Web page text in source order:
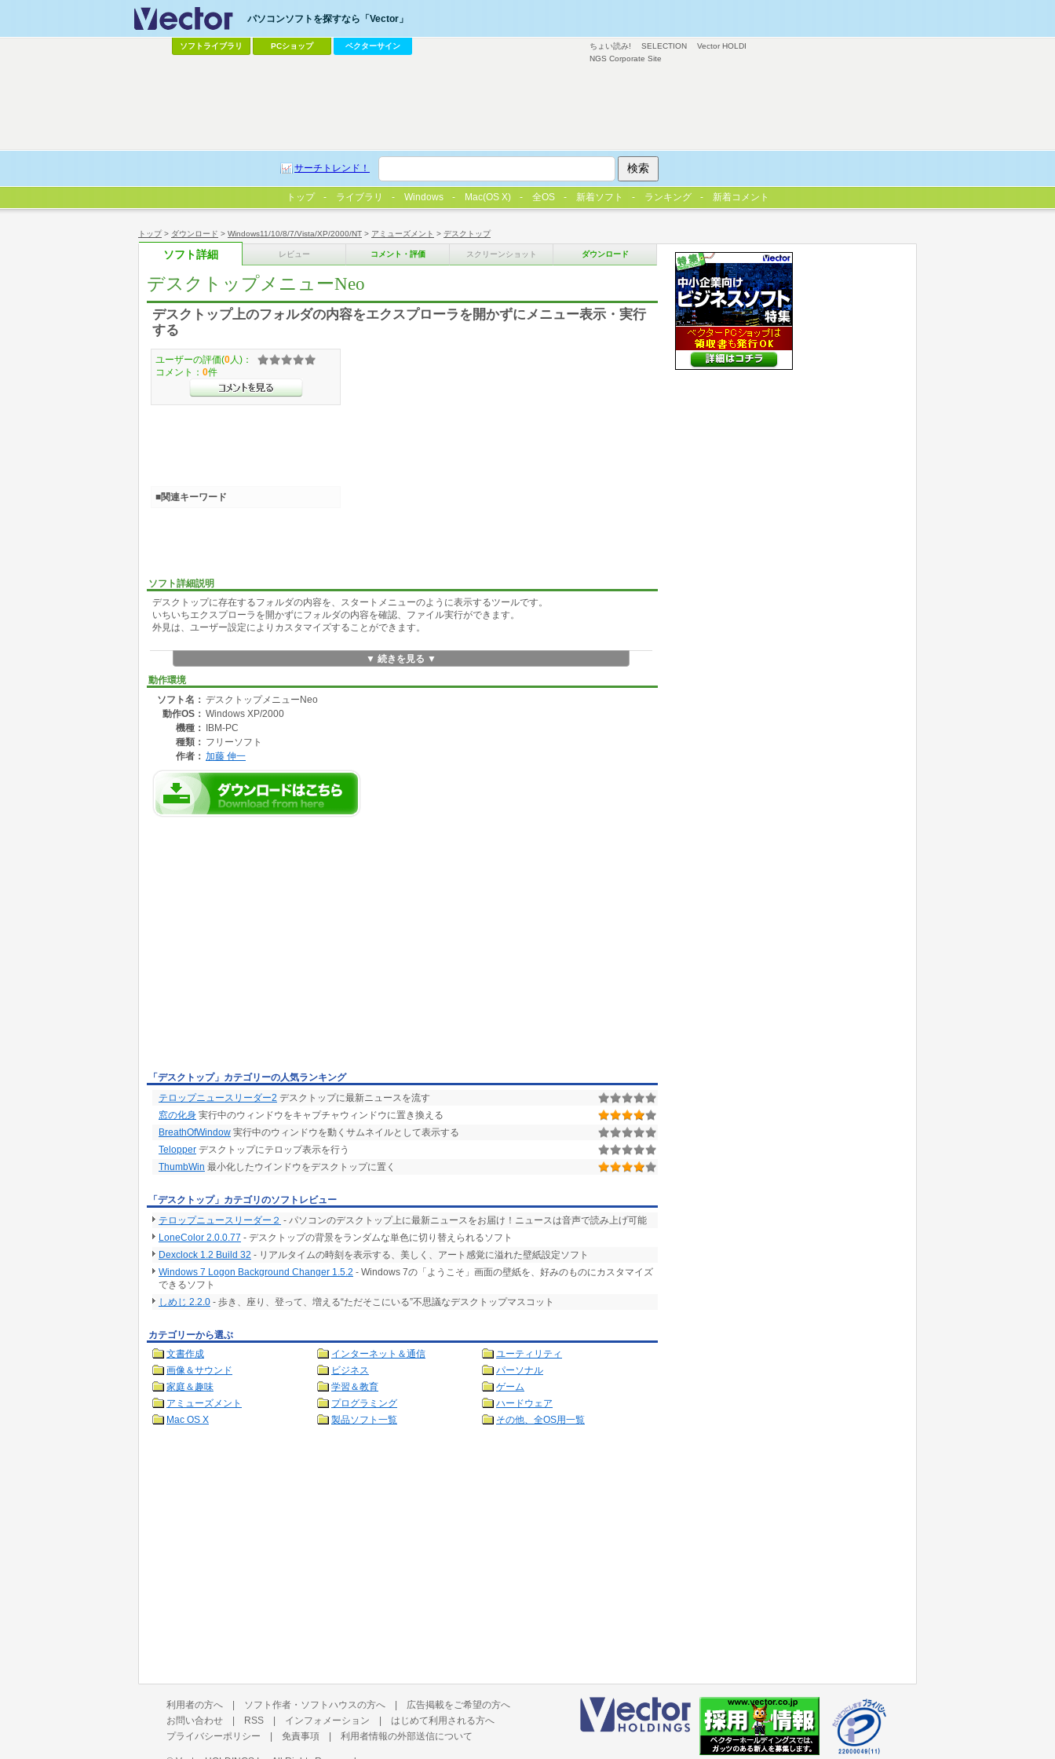
トップ> ダウンロード > Windows11/10/8/7/Vista/XP/2000/NT > アミューズメント > デスクトップ
ソフト詳細 レビュー コメント・評価 スクリーンショット ダウンロード
デスクトップメニューNeo
デスクトップ上のフォルダの内容をエクスプローラを開かずにメニュー表示・実行
する
ソフト詳細説明
デスクトップに存在するフォルダの内容を、スタートメニューのように表示するツールです。
いちいちエクスプローラを開かずにフォルダの内容を確認、ファイル実行ができます。
外見は、ユーザー設定によりカスタマイズすることができます。
▼ 続きを見る ▼
動作環境
ソフト名： デスクトップメニューNeo
動作OS： Windows XP/2000
機種：
IBM-PC
種類： フリーソフト
作者： 加藤 伸一
ユーザーの評価(0 人)：
コメント： 0件
■関連キーワード
「デスクトップ」カテゴリーの人気ランキング
テロップニュースリーダー2 デスクトップに最新ニュースを流す
窓の化身 実行中のウィンドウをキャプチャウィンドウに置き換える
BreathOfWindow 実行中のウィンドウを動くサムネイルとして表示する
Telopper デスクトップにテロップ表示を行う
ThumbWin 最小化したウインドウをデスクトップに置く
「デスクトップ」カテゴリのソフトレビュー
テロップニュースリーダー２ - パソコンのデスクトップ上に最新ニュースをお届け！ニュースは音声で読み上げ可能
LoneColor 2.0.0.77 - デスクトップの背景をランダムな単色に切り替えられるソフト
Dexclock 1.2 Build 32 - リアルタイムの時刻を表示する、美しく、アート感覚に溢れた壁紙設定ソフト
Windows 7 Logon Background Changer 1.5.2 - Windows 7の「ようこそ」画面の壁紙を、好みのものにカスタマイズ
できるソフト
しめじ 2.2.0 - 歩き、座り、登って、増える“ただそこにいる”不思議なデスクトップマスコット
カテゴリーから選ぶ
文書作成
インターネット＆通信
ユーティリティ
画像＆サウンド
ビジネス
パーソナル
家庭＆趣味
学習＆教育
ゲーム
アミューズメント
プログラミング
ハードウェア
Mac OS X
製品ソフト一覧 その他、全OS用一覧
ちょい読み! SELECTION
Vector HOLDI
NGS Corporate Site
パソコンソフトを探すなら「Vector」
ソフトライブラリ PCショップ ベクターサイン
サーチトレンド！
トップ ライブラリ Windows Mac(OS X) 全OS 新着ソフト ランキング 新着コメント
利用者の方へ | ソフト作者・ソフトハウスの方へ | 広告掲載をご希望の方へ
お問い合わせ | RSS | インフォメーション | はじめて利用される方へ
プライバシーポリシー | 免責事項 | 利用者情報の外部送信について